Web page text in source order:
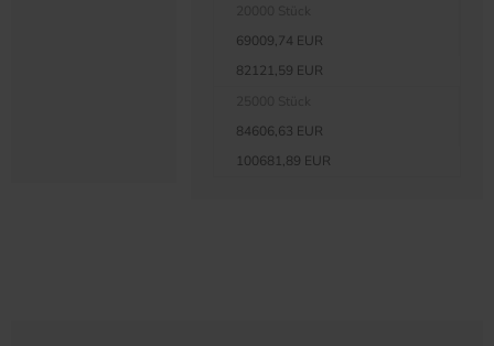
69009,74 EUR
82121,59 EUR
84606,63 EUR
100681,89 EUR